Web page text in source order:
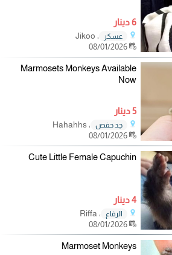
6 دينار
عسكر
، Jikoo
08/01/2026
Marmosets Monkeys Available
Now
5 دينار
جد حفص
، Hahahhs
08/01/2026
Cute Little Female Capuchin
4 دينار
الرفاع
، Riffa
08/01/2026
Marmoset Monkeys